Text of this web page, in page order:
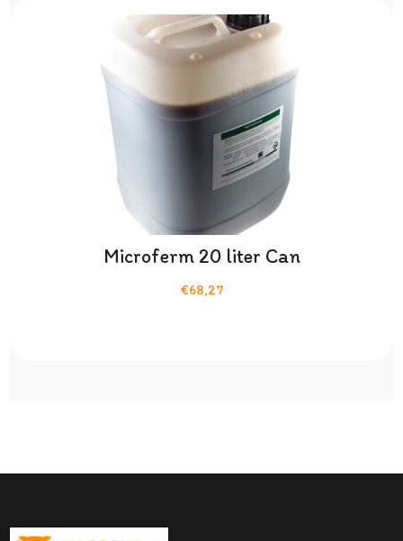
Microferm 20 liter Can
€68,27